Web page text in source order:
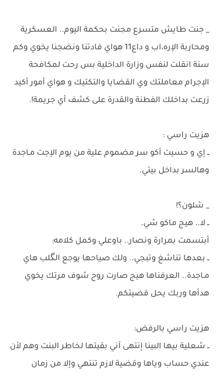
_ جنت طايش متسرع مجنت بحكمة اليوم.. العسكرية
ومحاربة الإره،اب و داع11 هواي فادتنا ونضجنا يخوي وكم
سنة انقلت لنفس وزارة الداخلية بس رحت لمكافحة
الإجرام معاملتك وي القضايا والتكتيك و هواي أمور أكيد
زرعت بداخلك الفطنة والقدرة على كشف أي جريمة!.
هزيت راسي :
ــ إي و حسيت أكو سر مضموم علية من يوم الإجت مـاجدة
وهالسر بداخل بيتي.
_ شلون؟!
​ــ لا.. هيج ماكو شي.
أبتسمت بمرارة ونصار.. باوعلي وكمل كلامه:
ــ بعدها تناشغ وتبجي.. ولك صياحها يوجع الگلب هاي
مـاجدة.. العرفناها هيج صارت روح شوف مرتك يخوي
هدأها وربك يحل قضيتكم.
​هزيت راسي بالرفض:
ــ شعلية بيها البينا إنتهى آني بقيتها لخاطر البنت وهم لأن
عندي حساب وياها وقضية لازم تنتهي وإلا من زمان